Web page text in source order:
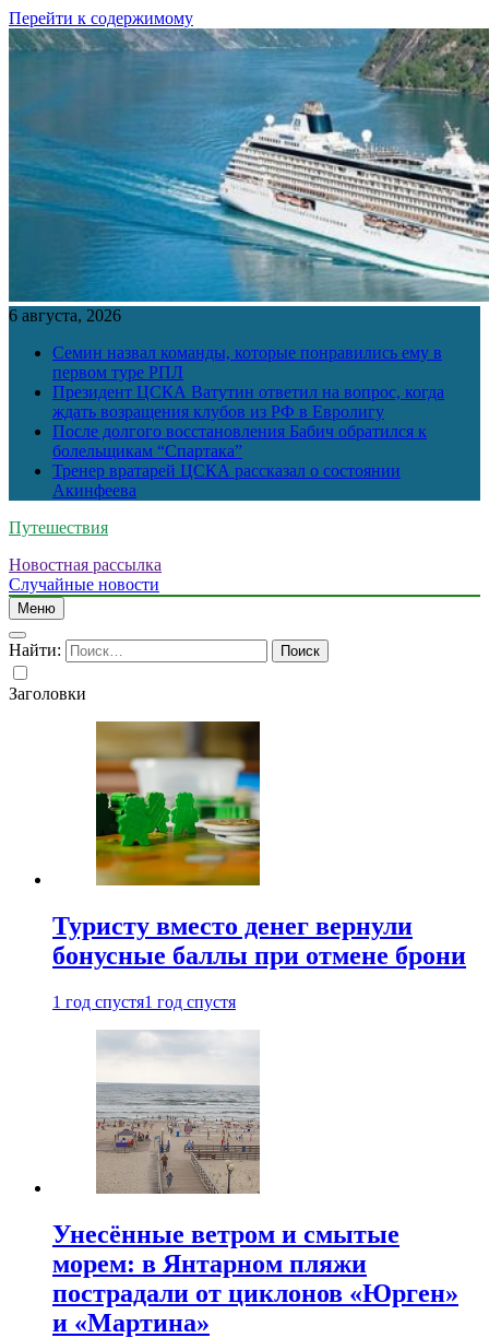
Перейти к содержимому
6 августа, 2026
Семин назвал команды, которые понравились ему в
первом туре РПЛ
Президент ЦСКА Ватутин ответил на вопрос, когда
ждать возращения клубов из РФ в Евролигу
После долгого восстановления Бабич обратился к
болельщикам “Спартака”
Тренер вратарей ЦСКА рассказал о состоянии
Акинфеева
Путешествия
Новостная рассылка
Случайные новости
Меню
Найти:
Заголовки
Туристу вместо денег вернули
бонусные баллы при отмене брони
1 год спустя1 год спустя
Унесённые ветром и смытые
морем: в Янтарном пляжи
пострадали от циклонов «Юрген»
и «Мартина»